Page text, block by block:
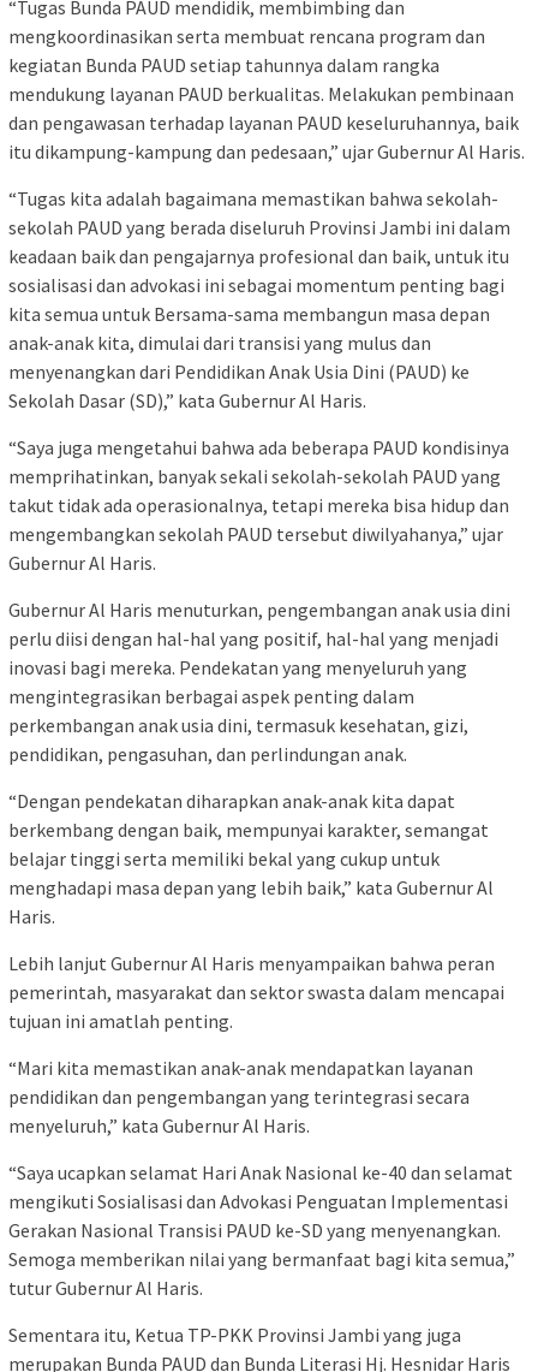
“Tugas Bunda PAUD mendidik, membimbing dan
mengkoordinasikan serta membuat rencana program dan
kegiatan Bunda PAUD setiap tahunnya dalam rangka
mendukung layanan PAUD berkualitas. Melakukan pembinaan
dan pengawasan terhadap layanan PAUD keseluruhannya, baik
itu dikampung-kampung dan pedesaan,” ujar Gubernur Al Haris.
“Tugas kita adalah bagaimana memastikan bahwa sekolah-
sekolah PAUD yang berada diseluruh Provinsi Jambi ini dalam
keadaan baik dan pengajarnya profesional dan baik, untuk itu
sosialisasi dan advokasi ini sebagai momentum penting bagi
kita semua untuk Bersama-sama membangun masa depan
anak-anak kita, dimulai dari transisi yang mulus dan
menyenangkan dari Pendidikan Anak Usia Dini (PAUD) ke
Sekolah Dasar (SD),” kata Gubernur Al Haris.
“Saya juga mengetahui bahwa ada beberapa PAUD kondisinya
memprihatinkan, banyak sekali sekolah-sekolah PAUD yang
takut tidak ada operasionalnya, tetapi mereka bisa hidup dan
mengembangkan sekolah PAUD tersebut diwilyahanya,” ujar
Gubernur Al Haris.
Gubernur Al Haris menuturkan, pengembangan anak usia dini
perlu diisi dengan hal-hal yang positif, hal-hal yang menjadi
inovasi bagi mereka. Pendekatan yang menyeluruh yang
mengintegrasikan berbagai aspek penting dalam
perkembangan anak usia dini, termasuk kesehatan, gizi,
pendidikan, pengasuhan, dan perlindungan anak.
“Dengan pendekatan diharapkan anak-anak kita dapat
berkembang dengan baik, mempunyai karakter, semangat
belajar tinggi serta memiliki bekal yang cukup untuk
menghadapi masa depan yang lebih baik,” kata Gubernur Al
Haris.
Lebih lanjut Gubernur Al Haris menyampaikan bahwa peran
pemerintah, masyarakat dan sektor swasta dalam mencapai
tujuan ini amatlah penting.
“Mari kita memastikan anak-anak mendapatkan layanan
pendidikan dan pengembangan yang terintegrasi secara
menyeluruh,” kata Gubernur Al Haris.
“Saya ucapkan selamat Hari Anak Nasional ke-40 dan selamat
mengikuti Sosialisasi dan Advokasi Penguatan Implementasi
Gerakan Nasional Transisi PAUD ke-SD yang menyenangkan.
Semoga memberikan nilai yang bermanfaat bagi kita semua,”
tutur Gubernur Al Haris.
Sementara itu, Ketua TP-PKK Provinsi Jambi yang juga
merupakan Bunda PAUD dan Bunda Literasi Hj. Hesnidar Haris